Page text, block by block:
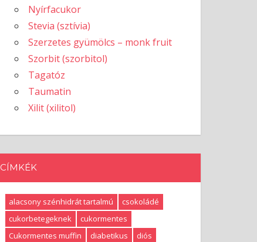
Nyírfacukor
Stevia (sztívia)
Szerzetes gyümölcs – monk fruit
Szorbit (szorbitol)
Tagatóz
Taumatin
Xilit (xilitol)
CÍMKÉK
alacsony szénhidrát tartalmú
csokoládé
cukorbetegeknek
cukormentes
Cukormentes muffin
diabetikus
diós